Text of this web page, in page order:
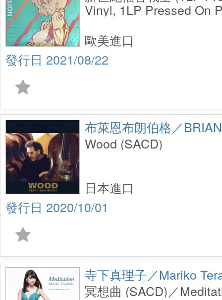
Vinyl, 1LP Pressed On
Green Vinyl, 1LP
Vinyl)
2021/08/22
歐美進口
布萊恩布朗伯格／
Wood (SACD)
2020/10/01
日本進口
寺下真理子／Mariko
冥想曲 (SACD)／